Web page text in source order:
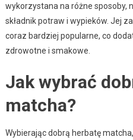
wykorzystana na różne sposoby,
składnik potraw i wypieków. Jej
coraz bardziej popularne, co
zdrowotne i smakowe.
Jak wybrać
matcha?
Wybierając dobrą herbatę